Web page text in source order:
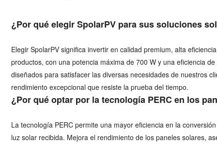
¿Por qué elegir SpolarPV para sus soluciones
Elegir SpolarPV significa invertir en calidad premium, alta
productos, con una potencia máxima de 700 W y una eficiencia
diseñados para satisfacer las diversas necesidades de nuestros
rendimiento excepcional que resiste la prueba del tiempo.
¿Por qué optar por la tecnología PERC en los
La tecnología PERC permite una mayor eficiencia en la
luz solar recibida. Mejora el rendimiento de los paneles solares,